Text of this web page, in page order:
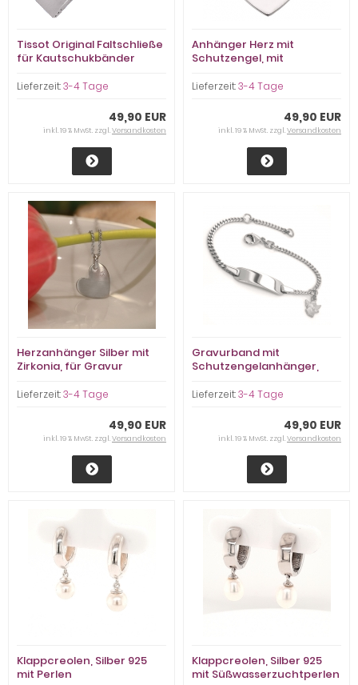
Tissot Original Faltschließe
für Kautschukbänder
Lieferzeit:3-4 Tage
49,90 EUR
inkl. 19 % MwSt. zzgl.Versandkosten
Anhänger Herz mit
Schutzengel, mit
Sterling Silber
Lieferzeit:3-4 Tage
49,90 EUR
inkl. 19 % MwSt. zzgl.Versandkosten
Herzanhänger Silber mit
Zirkonia, für Gravur
Lieferzeit:3-4 Tage
49,90 EUR
inkl. 19 % MwSt. zzgl.Versandkosten
Gravurband mit
Schutzengelanhänger,
Lieferzeit:3-4 Tage
49,90 EUR
inkl. 19 % MwSt. zzgl.Versandkosten
Klappcreolen, Silber 925
mit Perlen
Klappcreolen, Silber 925
mit Süßwasserzuchtperlen